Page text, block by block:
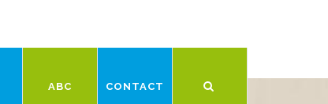
ABC CONTACT